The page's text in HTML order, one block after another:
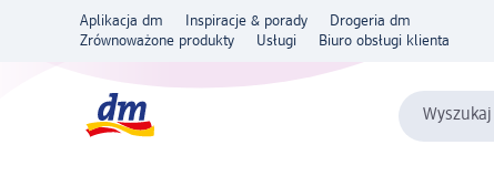
Aplikacja dm Inspiracje & porady
Drogeria dm
Zrównoważone produkty
Usługi Biuro obsługi klienta